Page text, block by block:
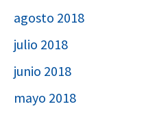
agosto 2018
julio 2018
junio 2018
mayo 2018